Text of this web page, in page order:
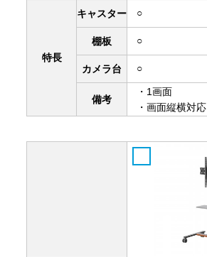
特長
キャスター ○
棚板 ○
カメラ台 ○
備考
・1画面
・画面縦横対応